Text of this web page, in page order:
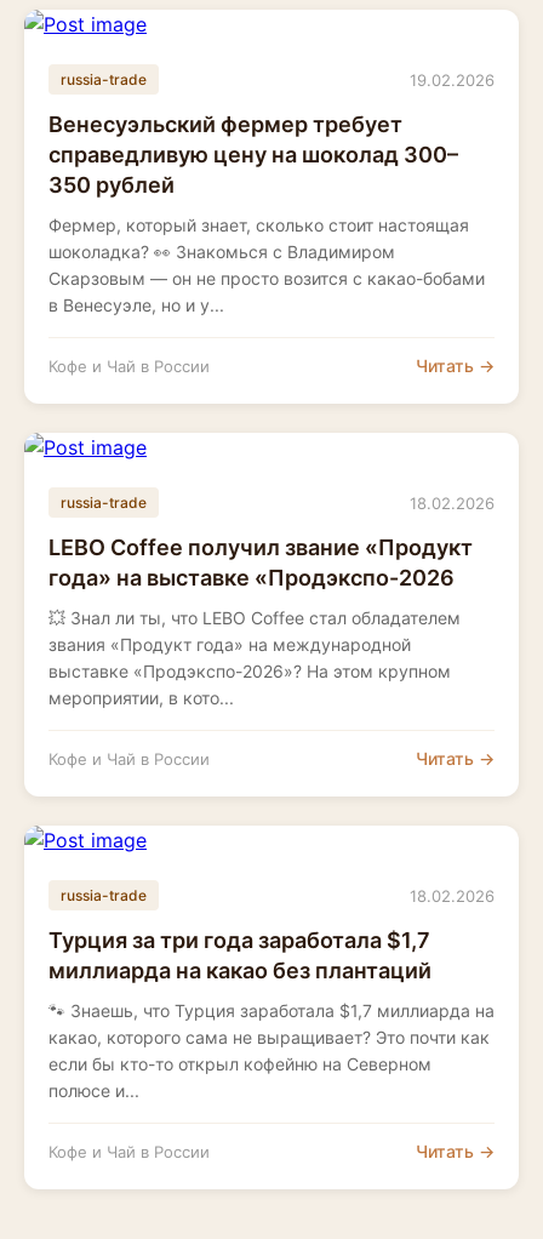
russia-trade 19.02.2026
Венесуэльский фермер требует
справедливую цену на шоколад 300–
350 рублей
Фермер, который знает, сколько стоит настоящая
шоколадка? 👀 Знакомься с Владимиром
Скарзовым — он не просто возится с какао-бобами
в Венесуэле, но и у...
Кофе и Чай в России Читать →
russia-trade 18.02.2026
LEBO Coffee получил звание «Продукт
года» на выставке «Продэкспо-2026
💥 Знал ли ты, что LEBO Coffee стал обладателем
звания «Продукт года» на международной
выставке «Продэкспо-2026»? На этом крупном
мероприятии, в кото...
Кофе и Чай в России Читать →
russia-trade 18.02.2026
Турция за три года заработала $1,7
миллиарда на какао без плантаций
🐾 Знаешь, что Турция заработала $1,7 миллиарда на
какао, которого сама не выращивает? Это почти как
если бы кто-то открыл кофейню на Северном
полюсе и...
Кофе и Чай в России Читать →